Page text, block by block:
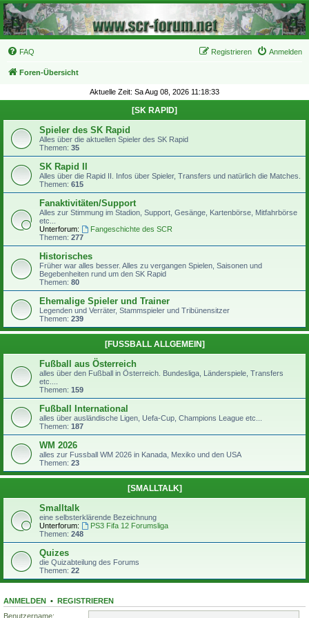
FAQ Anmelden
Registrieren
Foren-Übersicht
Aktuelle Zeit: Sa Aug 08, 2026 11:18:33
[SK RAPID]
Spieler des SK Rapid
Alles über die aktuellen Spieler des SK Rapid
Themen: 35
SK Rapid II
Alles über die Rapid II. Infos über Spieler, Transfers und natürlich die Matches.
Themen: 615
Fanaktivitäten/Support
Alles zur Stimmung im Stadion, Support, Gesänge, Kartenbörse, Mitfahrbörse
etc...
Unterforum:
Fangeschichte des SCR
Themen: 277
Historisches
Früher war alles besser. Alles zu vergangen Spielen, Saisonen und
Begebenheiten rund um den SK Rapid
Themen: 80
Ehemalige Spieler und Trainer
Legenden und Verräter, Stammspieler und Tribünensitzer
Themen: 239
[FUSSBALL ALLGEMEIN]
Fußball aus Österreich
alles über den Fußball in Österreich. Bundesliga, Länderspiele, Transfers
etc....
Themen: 159
Fußball International
alles über ausländische Ligen, Uefa-Cup, Champions League etc...
Themen: 187
WM 2026
alles zur Fussball WM 2026 in Kanada, Mexiko und den USA
Themen: 23
[SMALLTALK]
Smalltalk
eine selbsterklärende Bezeichnung
Unterforum:
PS3 Fifa 12 Forumsliga
Themen: 248
Quizes
die Quizabteilung des Forums
Themen: 22
ANMELDEN • REGISTRIEREN
Benutzername: